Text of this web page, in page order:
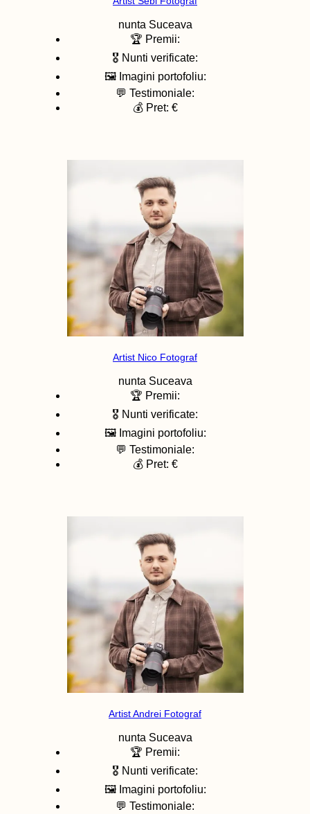
nunta Suceava
🏆 Premii:
🎖️ Nunti verificate:
🖼️ Imagini portofoliu:
💬 Testimoniale:
💰 Pret: €
Artist Nico Fotograf
nunta Suceava
🏆 Premii:
🎖️ Nunti verificate:
🖼️ Imagini portofoliu:
💬 Testimoniale:
💰 Pret: €
Artist Andrei Fotograf
nunta Suceava
🏆 Premii:
🎖️ Nunti verificate:
🖼️ Imagini portofoliu:
💬 Testimoniale: